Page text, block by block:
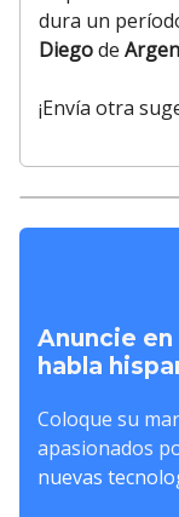
dura un
Diegode
¡Envía otra
Anuncie
habla
Coloque su
apasionados
nuevas